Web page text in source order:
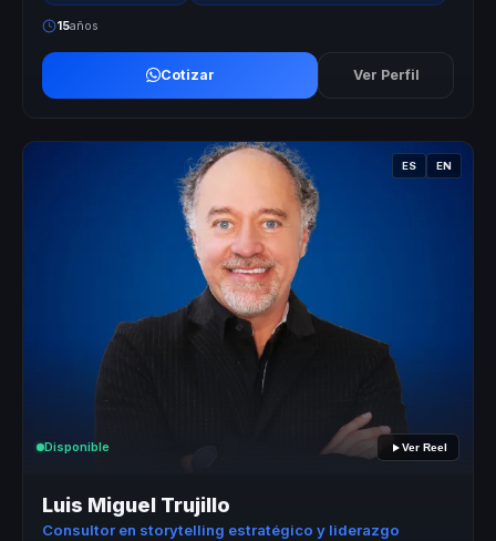
15años
Cotizar Ver Perfil
ES EN
Disponible Ver Reel
Luis Miguel Trujillo
Consultor en storytelling estratégico y liderazgo